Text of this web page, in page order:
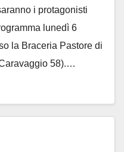
i protagonisti
lunedì 6
la Braceria Pastore di
58).…